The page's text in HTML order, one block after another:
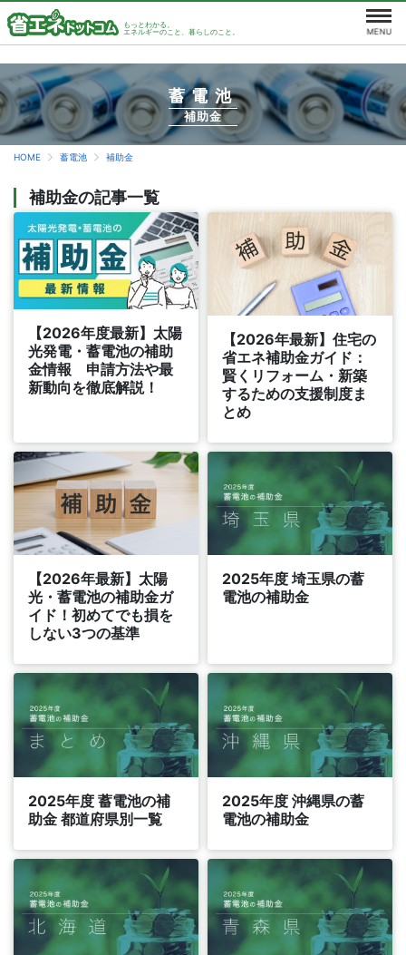
もっとわかる。
エネルギーのこと、暮らしのこと。
蓄電池
補助金
HOME 蓄電池 補助金
補助金の記事一覧
【2026年度最新】太陽
光発電・蓄電池の補助
金情報 申請方法や最
新動向を徹底解説！
【2026年最新】住宅の
省エネ補助金ガイド：
賢くリフォーム・新築
するための支援制度ま
とめ
【2026年最新】太陽
光・蓄電池の補助金ガ
イド！初めてでも損を
しない3つの基準
2025年度 埼玉県の蓄
電池の補助金
2025年度 蓄電池の補
助金 都道府県別一覧
2025年度 沖縄県の蓄
電池の補助金